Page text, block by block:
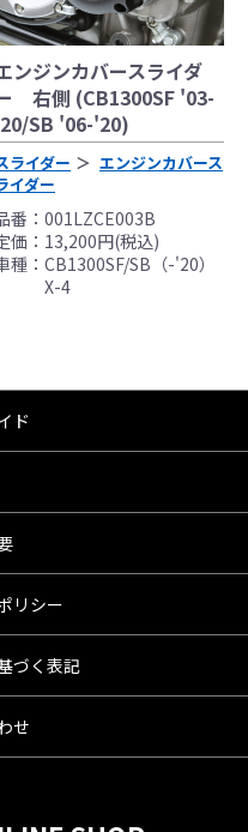
ンジンカバースライダ
右側 (CB1300SF '03-
SB '06-'20)
ライダー
エンジンカバース
イダー
番：001LZCE003B
価：13,200円(税込)
種：CB1300SF/SB（-'20）
X-4
ド
リシー
づく表記
せ